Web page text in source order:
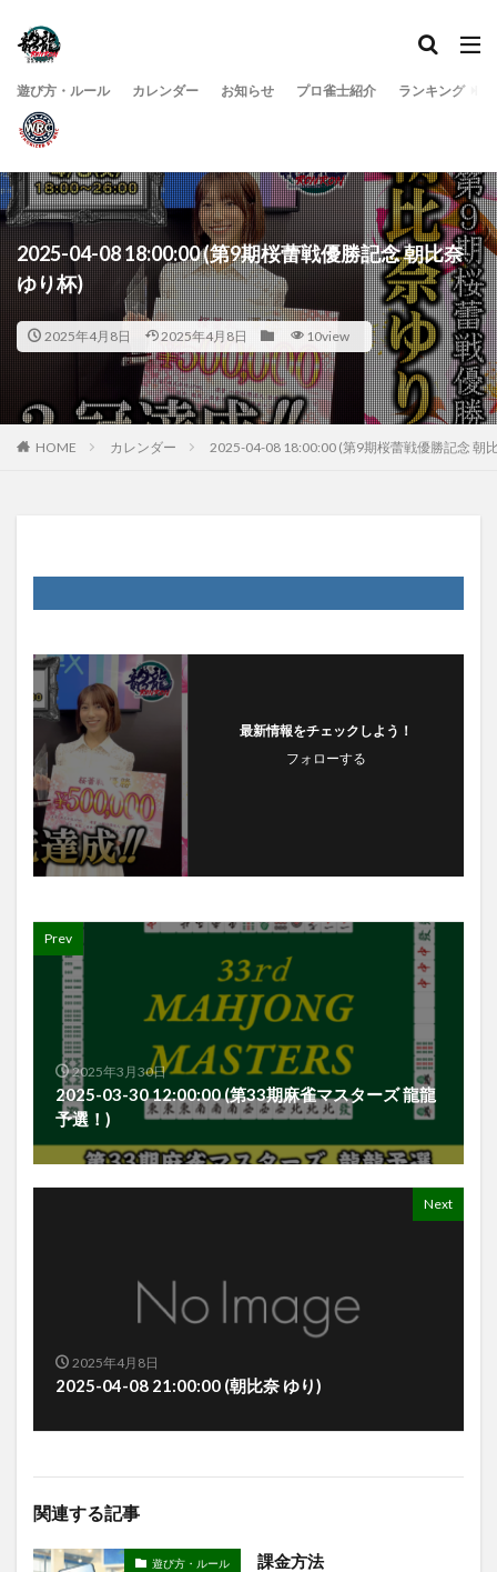
遊び方・ルール カレンダー お知らせ プロ雀士紹介 ランキング
2025-04-08 18:00:00 (第9期桜蕾戦優勝記念 朝比奈
ゆり杯)
2025年4月8日 2025年4月8日 10view
HOME カレンダー 2025-04-08 18:00:00 (第9期桜蕾戦優勝記念 朝
最新情報をチェックしよう！
フォローする
Prev
2025年3月30日
2025-03-30 12:00:00 (第33期麻雀マスターズ 龍龍
予選！)
Next
2025年4月8日
2025-04-08 21:00:00 (朝比奈 ゆり)
関連する記事
遊び方・ルール 課金方法